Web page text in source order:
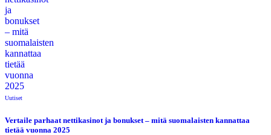
Uutiset
Vertaile parhaat nettikasinot ja bonukset – mitä suomalaisten kannattaa
tietää vuonna 2025